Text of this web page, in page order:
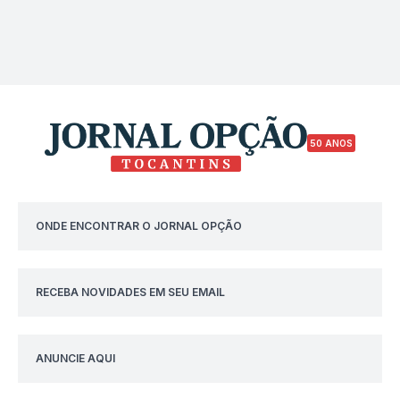
50 ANOS
ONDE ENCONTRAR O JORNAL OPÇÃO
RECEBA NOVIDADES EM SEU EMAIL
ANUNCIE AQUI